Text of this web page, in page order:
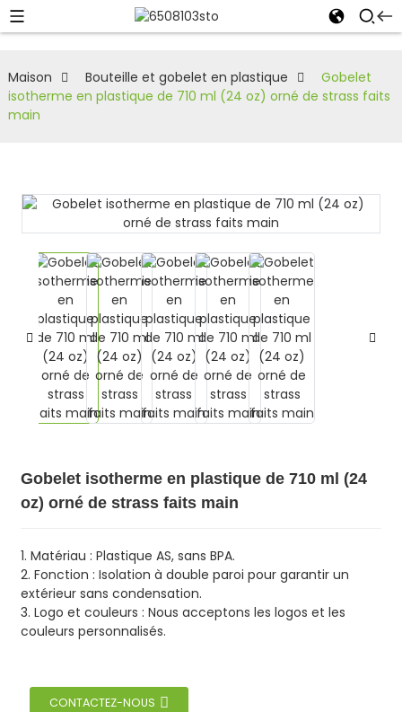
Maison Bouteille et gobelet en plastique
Gobelet
isotherme en plastique de 710 ml (24 oz) orné de strass faits
main
Gobelet isotherme en plastique de 710 ml (24
oz) orné de strass faits main
1. Matériau : Plastique AS, sans BPA.
2. Fonction : Isolation à double paroi pour garantir un
extérieur sans condensation.
3. Logo et couleurs : Nous acceptons les logos et les
couleurs personnalisés.
CONTACTEZ-NOUS